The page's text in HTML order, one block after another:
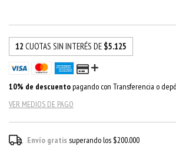
12 CUOTAS SIN INTERÉS DE $5.125
10% de descuentopagando con Transferencia o
VER MEDIOS DE PAGO
Envío gratissuperando los $200.000